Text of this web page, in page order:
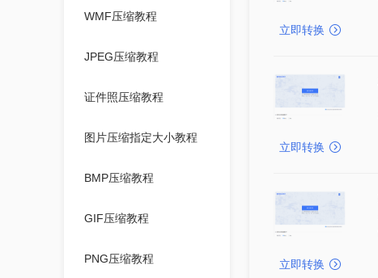
WMF压缩教程
JPEG压缩教程
证件照压缩教程
图片压缩指定大小教程
BMP压缩教程
GIF压缩教程
PNG压缩教程
立即转换
立即转换
立即转换